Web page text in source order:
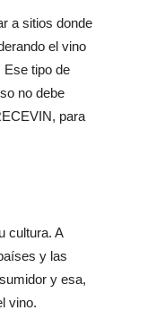
a sitios donde
el vino
Ese tipo de
no debe
para
cultura. A
y las
y esa,
vino.